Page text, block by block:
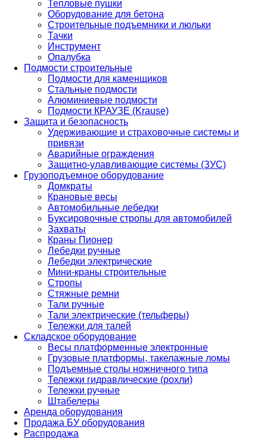
Тепловые пушки
Оборудование для бетона
Строительные подъемники и люльки
Тачки
Инструмент
Опалубка
Подмости строительные
Подмости для каменщиков
Стальные подмости
Алюминиевые подмости
Подмости КРАУЗЕ (Krause)
Защита и безопасность
Удерживающие и страховочные системы и
привязи
Аварийные ограждения
Защитно-улавливающие системы (ЗУС)
Грузоподъемное оборудование
Домкраты
Крановые весы
Автомобильные лебедки
Буксировочные стропы для автомобилей
Захваты
Краны Пионер
Лебедки ручные
Лебедки электрические
Мини-краны строительные
Стропы
Стяжные ремни
Тали ручные
Тали электрические (тельферы)
Тележки для талей
Складское оборудование
Весы платформенные электронные
Грузовые платформы, такелажные ломы
Подъемные столы ножничного типа
Тележки гидравлические (рохли)
Тележки ручные
Штабелеры
Аренда оборудования
Продажа БУ оборудования
Распродажа